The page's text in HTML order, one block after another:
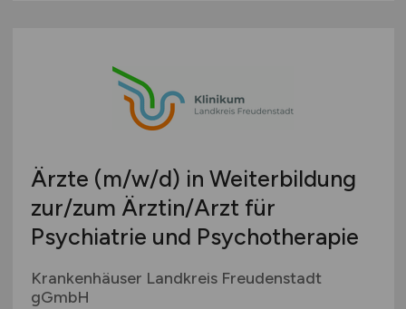
Ärzte (m/w/d) in Weiterbildung
zur/zum Ärztin/Arzt für
Psychiatrie und Psychotherapie
Krankenhäuser Landkreis Freudenstadt
gGmbH